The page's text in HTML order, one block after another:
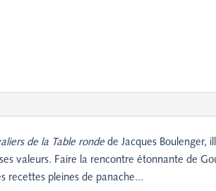
de la Table ronde de Jacques Boulenger,
valeurs. Faire la rencontre étonnante de
recettes pleines de panache...